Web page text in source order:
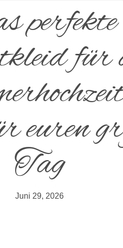
perfekte
für
euren
Tag
Juni 29, 2026